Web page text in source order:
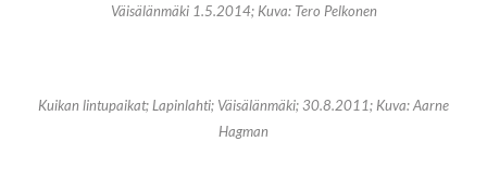
Väisälänmäki 1.5.2014; Kuva: Tero Pelkonen
Kuikan lintupaikat; Lapinlahti; Väisälänmäki; 30.8.2011; Kuva: Aarne
Hagman